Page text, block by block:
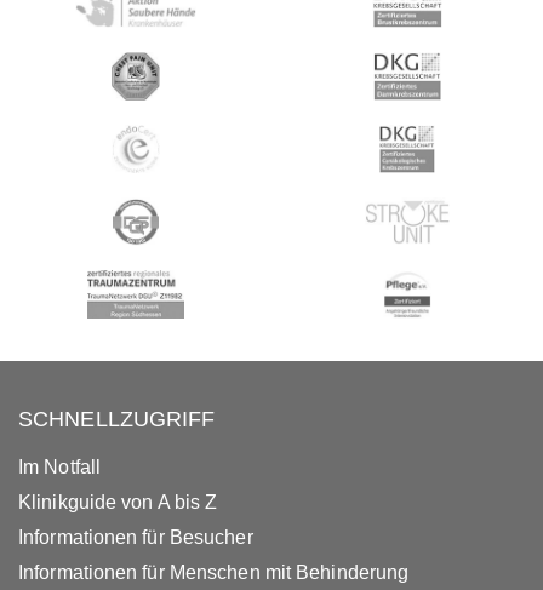
SCHNELLZUGRIFF
Im Notfall
Klinikguide von A bis Z
Informationen für Besucher
Informationen für Menschen mit Behinderung